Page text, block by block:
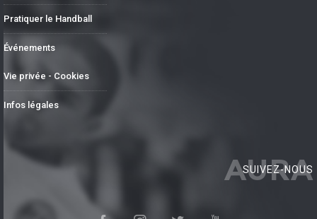
Pratiquer le Handball
Événements
Vie privée - Cookies
Infos légales
AURA
SUIVEZ-NOUS